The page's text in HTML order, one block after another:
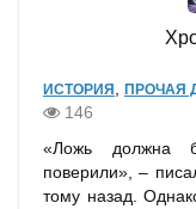
ИСТОРИЯ ПРОЧАЯ
146
«Ложь должна
поверили», –
тому назад.